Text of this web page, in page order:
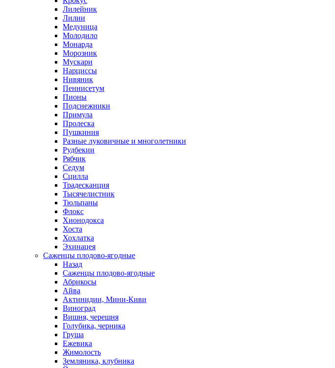
Лилейник
Лилии
Медуница
Молодило
Монарда
Морозник
Мускари
Нарциссы
Нивяник
Пеннисетум
Пионы
Подснежники
Примула
Пролеска
Пушкиния
Разные луковичные и многолетники
Рудбекии
Рябчик
Седум
Сцилла
Традесканция
Тысячелистник
Тюльпаны
Флокс
Хионодокса
Хоста
Хохлатка
Эхинацея
Саженцы плодово-ягодные
Назад
Саженцы плодово-ягодные
Абрикосы
Айва
Актинидии, Мини-Киви
Виноград
Вишня, черешня
Голубика, черника
Груша
Ежевика
Жимолость
Земляника, клубника